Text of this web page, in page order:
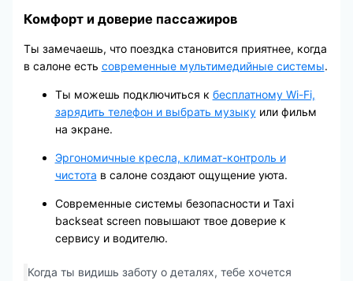
Комфорт и доверие пассажиров
Ты замечаешь, что поездка становится приятнее, когда
в салоне есть современные мультимедийные системы.
Ты можешь подключиться к бесплатному Wi-Fi,
зарядить телефон и выбрать музыкуили фильм
на экране.
Эргономичные кресла, климат-контроль и
чистота в салоне создают ощущение уюта.
Современные системы безопасности и Taxi
backseat screen повышают твое доверие к
сервису и водителю.
Когда ты видишь заботу о деталях, тебе хочется